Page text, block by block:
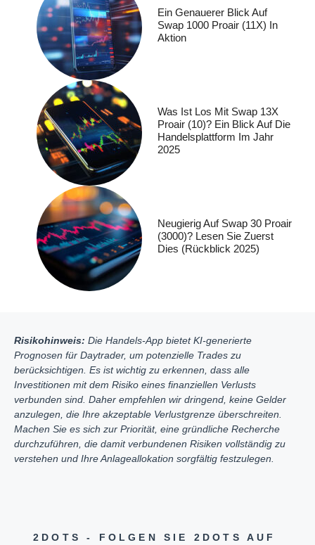
Ein Genauerer Blick Auf
Swap 1000 Proair (11X) In
Aktion
Was Ist Los Mit Swap 13X
Proair (10)? Ein Blick Auf Die
Handelsplattform Im Jahr
2025
Neugierig Auf Swap 30 Proair
(3000)? Lesen Sie Zuerst
Dies (Rückblick 2025)
Risikohinweis: Die Handels-App bietet KI-generierte
Prognosen für Daytrader, um potenzielle Trades zu
berücksichtigen. Es ist wichtig zu erkennen, dass alle
Investitionen mit dem Risiko eines finanziellen Verlusts
verbunden sind. Daher empfehlen wir dringend, keine Gelder
anzulegen, die Ihre akzeptable Verlustgrenze überschreiten.
Machen Sie es sich zur Priorität, eine gründliche Recherche
durchzuführen, die damit verbundenen Risiken vollständig zu
verstehen und Ihre Anlageallokation sorgfältig festzulegen.
2DOTS - FOLGEN SIE 2DOTS AUF